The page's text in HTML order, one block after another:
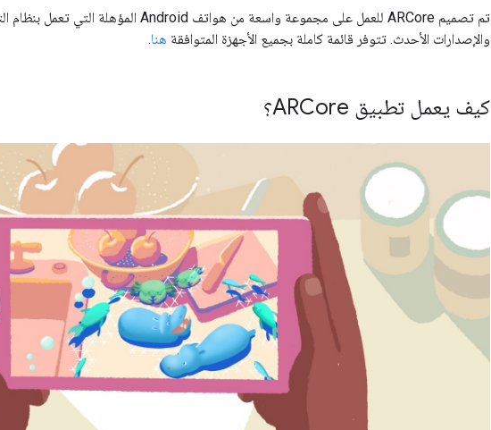
والإصدارات الأحدث. تتوفر قائمة كاملة بجميع الأجهزة المتوافقة هنا.
كيف يعمل تطبيق ARCore؟